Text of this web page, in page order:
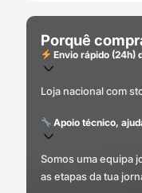
Porquê
Envio rápido (24h)
Loja nacional com
Apoio técnico,
Somos uma equipa
as etapas da tua